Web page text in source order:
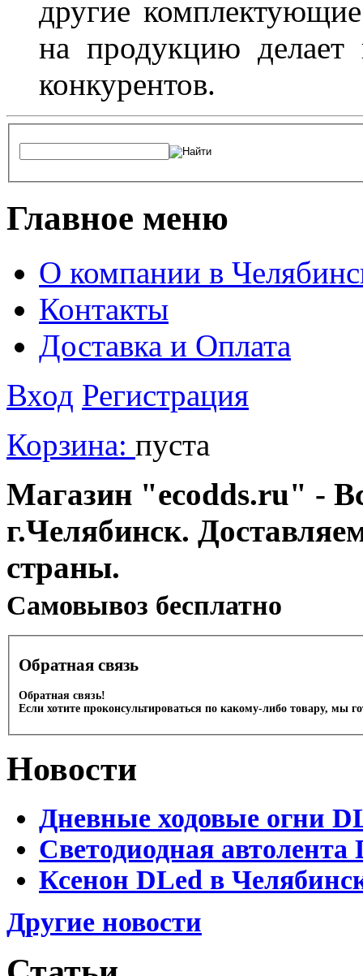
другие
на продукцию
конкурентов.
Главное меню
О компании в
Контакты
Доставка и Оплата
Вход Регистрация
Корзина: пуста
Магазин "ecodds.ru" -
г.Челябинск.
страны.
Cамовывоз бесплатно
Обратная связь
Обратная связь!
Если хотите проконсультироваться по какому-либо товару, мы
Новости
Дневные ходовые огни
Светодиодная
Ксенон DLed в
Другие новости